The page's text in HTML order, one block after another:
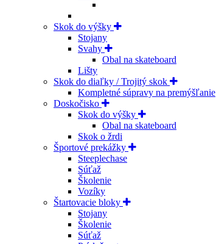
Skok do výšky
Stojany
Svahy
Obal na skateboard
Lišty
Skok do diaľky / Trojitý skok
Kompletné súpravy na premýšľanie
Doskočisko
Skok do výšky
Obal na skateboard
Skok o žrdi
Športové prekážky
Steeplechase
Súťaž
Školenie
Vozíky
Štartovacie bloky
Stojany
Školenie
Súťaž